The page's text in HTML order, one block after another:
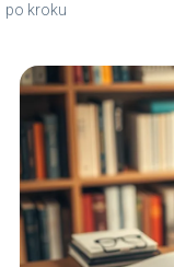
po kroku